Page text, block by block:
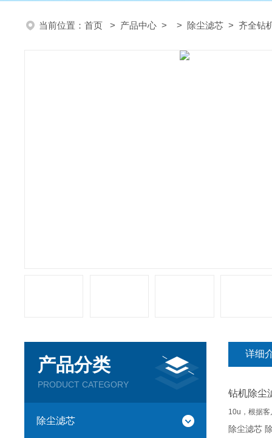
当前位置： 首页 > 产品中心 > > 除尘滤芯 > 齐全钻
产品分类
PRODUCT CATEGORY
除尘滤芯
详细
钻机除尘
10u ，根据
除尘滤芯